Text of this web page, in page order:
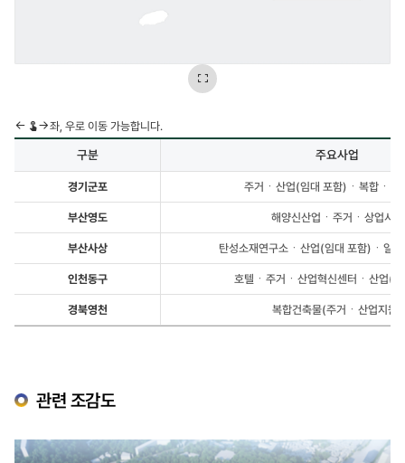
확대보기
좌, 우로 이동 가능합니다.
구분 주요사업
경기군포 주거ㆍ산업(임대 포함)ㆍ복합ㆍ상
부산영도 해양신산업ㆍ주거ㆍ상업시설
부산사상 탄성소재연구소ㆍ산업(임대 포함)ㆍ일
인천동구 호텔ㆍ주거ㆍ산업혁신센터ㆍ산업(
경북영천 복합건축물(주거ㆍ산업지원)
관련 조감도